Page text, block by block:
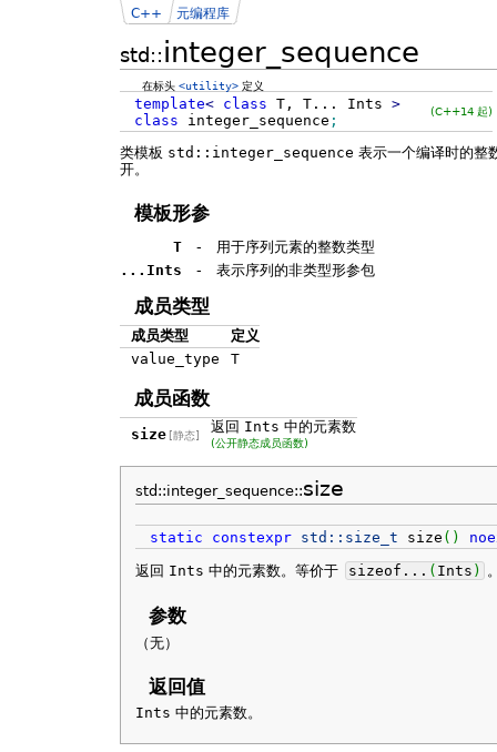
std::integer_sequence
C++ 元编程库
在标头<utility> 定义
template< class T, T... Ints >
class integer_sequence ;
(C++14 起)
类模板 std::integer_sequence 表示一个编译时的整
开。
模板形参
T -
用于序列元素的整数类型
...Ints
- 表示序列的非类型形参包
成员类型
成员类型
定义
value_type
T
成员函数
size [静态] 返回 Ints 中的元素数
(公开静态成员函数)
std::integer_sequence::size
static constexpr std:: size_t size ( )
返回 Ints 中的元素数。等价于 sizeof... ( Ints )
参数
（无）
返回值
Ints 中的元素数。